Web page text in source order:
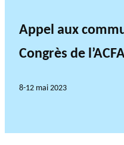
Appel aux
Congrès de
8-12 mai 2023